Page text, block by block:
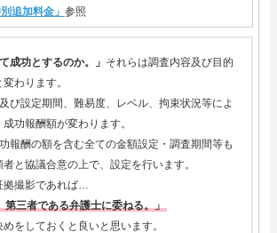
別追加料金」 参照
成功とするのか。」 それらは調査内容及び目的
わります。
び設定期間、難易度、レベル、拘束状況等によ
功報酬額が変わります。
報酬の額を含む全ての金額設定・調査期間等も
と協議合意の上で、設定を行います。
拠撮影であれば…
第三者である弁護士に委ねる。」
をしておくと良いと思います。